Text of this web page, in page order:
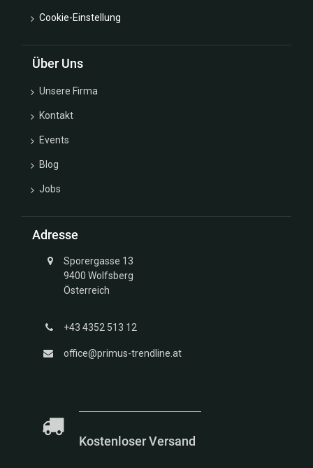
Kostenloser Versand
Cookie-Einstellung
Über Uns
Unsere Firma
Kontakt
Events
Blog
Jobs
Adresse
Sporergasse 13
9400 Wolfsberg
Österreich
+43 4352 513 12
office@primus-trendline.at